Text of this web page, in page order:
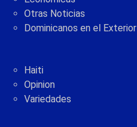
Otras Noticias
Dominicanos en el Exterior
Haiti
Opinion
Variedades